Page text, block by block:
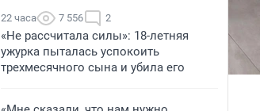
22 часа 7 556 2
«Не рассчитала силы»: 18-летняя
ужурка пыталась успокоить
трехмесячного сына и убила его